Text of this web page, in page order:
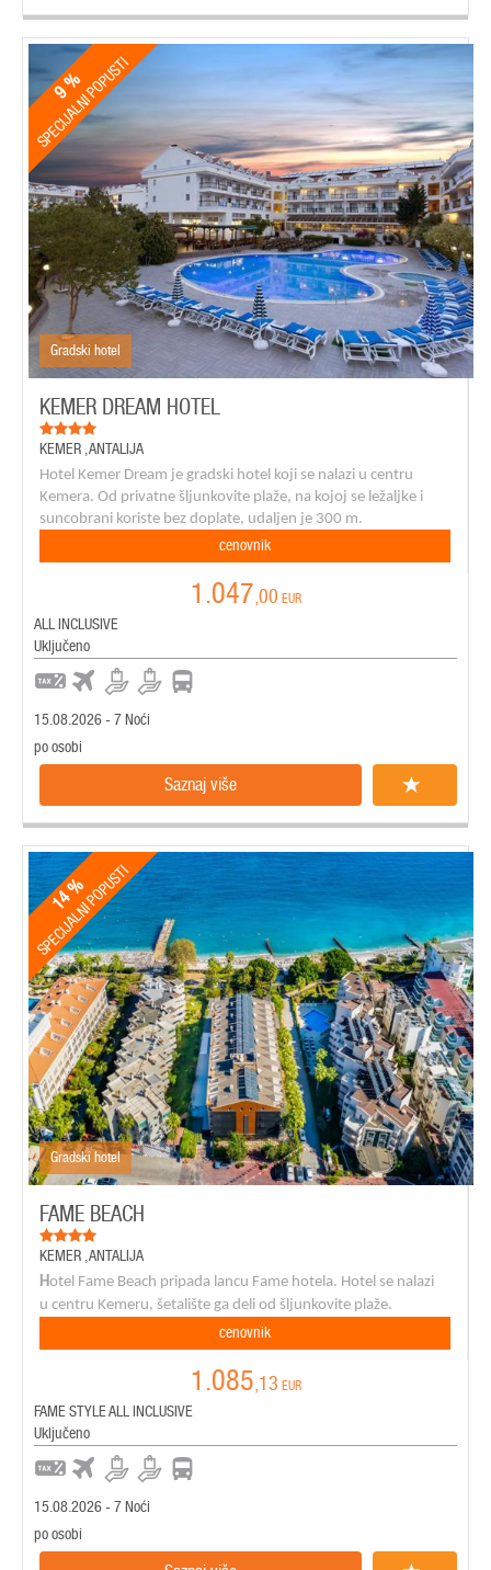
9 %
SPECIJALNI POPUSTI
Gradski hotel
KEMER DREAM HOTEL
KEMER ,ANTALIJA
Hotel Kemer Dream je gradski hotel koji se nalazi u centru
Kemera. Od privatne šljunkovite plaže, na kojoj se ležaljke i
suncobrani koriste bez doplate, udaljen je 300 m.
cenovnik
1.047,00 EUR
ALL INCLUSIVE
Uključeno
15.08.2026 - 7 Noći
po osobi
Saznaj više
14 %
SPECIJALNI POPUSTI
Gradski hotel
FAME BEACH
KEMER ,ANTALIJA
Hotel Fame Beach pripada lancu Fame hotela. Hotel se nalazi
u centru Kemeru, šetalište ga deli od šljunkovite plaže.
cenovnik
1.085,13 EUR
FAME STYLE ALL INCLUSIVE
Uključeno
15.08.2026 - 7 Noći
po osobi